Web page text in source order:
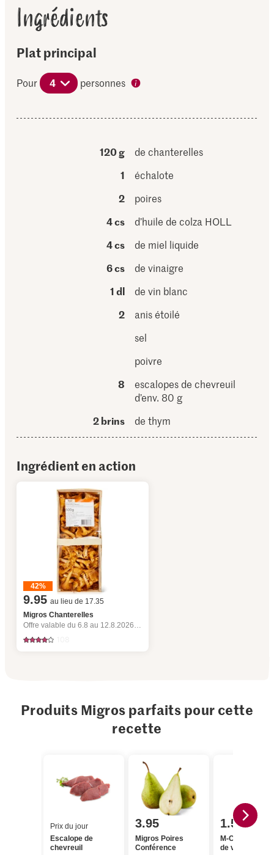
Ingrédients
Plat principal
Pour 4 personnes
120 g
de chanterelles
1
échalote
2
poires
4 cs
d’huile de colza HOLL
4 cs
de miel liquide
6 cs
de vinaigre
1 dl
de vin blanc
2
anis étoilé
sel
poivre
8
escalopes de chevreuil
d’env. 80 g
2 brins
de thym
Ingrédient en action
42%
9.95 au lieu de 17.35
Migros Chanterelles
Offre valable du 6.8 au 12.8.2026, jusqu’à épuisement du stock.
Produits Migros parfaits pour cette
recette
Prix du jour
Escalope de
chevreuil
3.95
Migros Poires
Conférence
1.55
M-Classic
de vin blanc